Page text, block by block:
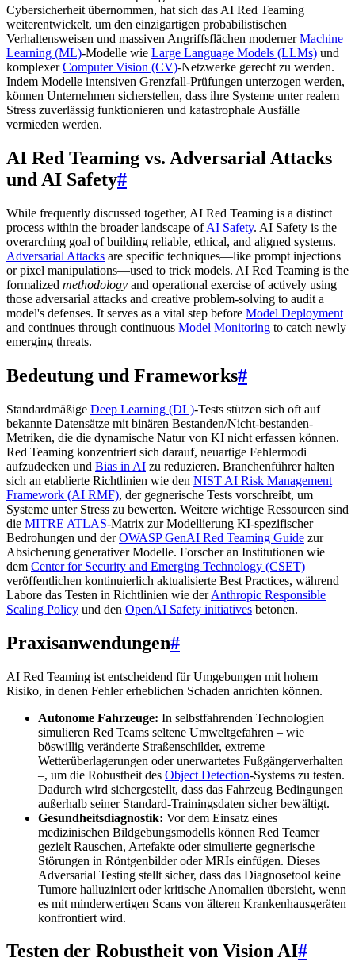
Cybersicherheit übernommen, hat sich das AI Red Teaming
weiterentwickelt, um den einzigartigen probabilistischen
Verhaltensweisen und massiven Angriffsflächen modernerMachine
Learning (ML)-Modelle wie Large Language Models (LLMs) und
komplexerComputer Vision (CV)-Netzwerke gerecht zu werden.
Indem Modelle intensiven Grenzfall-Prüfungen unterzogen werden,
können Unternehmen sicherstellen, dass ihre Systeme unter realem
Stress zuverlässig funktionieren und katastrophale Ausfälle
vermieden werden.
AI Red Teaming vs. Adversarial Attacks
und AI Safety#
While frequently discussed together, AI Red Teaming is a distinct
process within the broader landscape ofAI Safety. AI Safety is the
overarching goal of building reliable, ethical, and aligned systems.
Adversarial Attacks are specific techniques—like prompt injections
or pixel manipulations—used to trick models. AI Red Teaming is the
formalized methodology and operational exercise of actively using
those adversarial attacks and creative problem-solving to audit a
model's defenses. It serves as a vital step before Model Deployment
and continues through continuous Model Monitoring to catch newly
emerging threats.
Bedeutung und Frameworks#
Standardmäßige Deep Learning (DL)-Tests stützen sich oft auf
bekannte Datensätze mit binären Bestanden/Nicht-bestanden-
Metriken, die die dynamische Natur von KI nicht erfassen können.
Red Teaming konzentriert sich darauf, neuartige Fehlermodi
aufzudecken und Bias in AI zu reduzieren. Branchenführer halten
sich an etablierte Richtlinien wie den NIST AI Risk Management
Framework (AI RMF), der gegnerische Tests vorschreibt, um
Systeme unter Stress zu bewerten. Weitere wichtige Ressourcen sind
die MITRE ATLAS-Matrix zur Modellierung KI-spezifischer
Bedrohungen und derOWASP GenAI Red Teaming Guide zur
Absicherung generativer Modelle. Forscher an Institutionen wie
dem Center for Security and Emerging Technology (CSET)
veröffentlichen kontinuierlich aktualisierte Best Practices, während
Labore das Testen in Richtlinien wie derAnthropic Responsible
Scaling Policy und den OpenAI Safety initiatives betonen.
Praxisanwendungen#
AI Red Teaming ist entscheidend für Umgebungen mit hohem
Risiko, in denen Fehler erheblichen Schaden anrichten können.
Autonome Fahrzeuge: In selbstfahrenden Technologien
simulieren Red Teams seltene Umweltgefahren – wie
böswillig veränderte Straßenschilder, extreme
Wetterüberlagerungen oder unerwartetes Fußgängerverhalten
–, um die Robustheit des Object Detection-Systems zu testen.
Dadurch wird sichergestellt, dass das Fahrzeug Bedingungen
außerhalb seiner Standard-Trainingsdaten sicher bewältigt.
Gesundheitsdiagnostik: Vor dem Einsatz eines
medizinischen Bildgebungsmodells können Red Teamer
gezielt Rauschen, Artefakte oder simulierte gegnerische
Störungen in Röntgenbilder oder MRIs einfügen. Dieses
Adversarial Testing stellt sicher, dass das Diagnosetool keine
Tumore halluziniert oder kritische Anomalien übersieht, wenn
es mit minderwertigen Scans von älteren Krankenhausgeräten
konfrontiert wird.
Testen der Robustheit von Vision AI#